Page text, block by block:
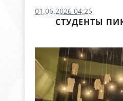
01.06.2026 04:25
СТУДЕНТЫ